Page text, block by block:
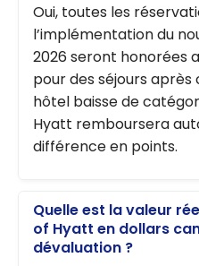
Oui, toutes les
l’implémentation du
2026 seront honorées
pour des séjours après
hôtel baisse de
Hyatt remboursera
différence en points.
Quelle est la valeur
of Hyatt en dollars
dévaluation ?